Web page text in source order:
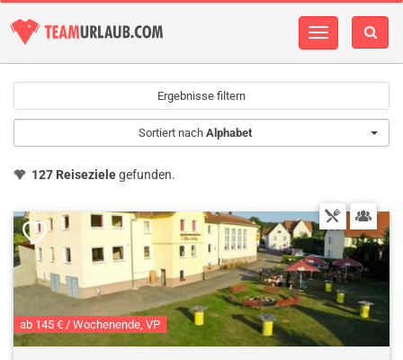
Navigation
Ergebnisse filtern
Sortiert nach Alphabet
127 Reisezielegefunden.
ab 145 € / Wochenende, VP